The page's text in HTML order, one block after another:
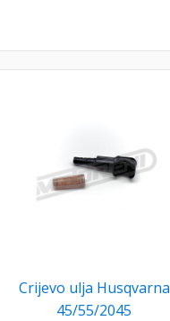
Crijevo ulja Husqvarna
45/55/2045